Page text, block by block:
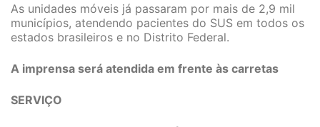
As unidades móveis já passaram por mais de 2,9 mil
municípios, atendendo pacientes do SUS em todos os
estados brasileiros e no Distrito Federal.
A imprensa será atendida em frente às carretas
SERVIÇO